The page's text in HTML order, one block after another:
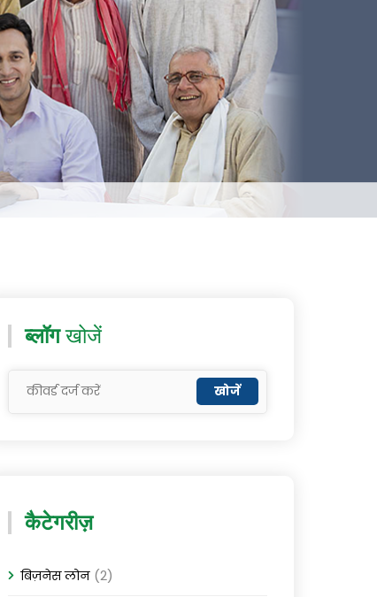
ब्लॉगखोजें
खोजें
कैटेगरीज़
बिज़नेस लोन (2)